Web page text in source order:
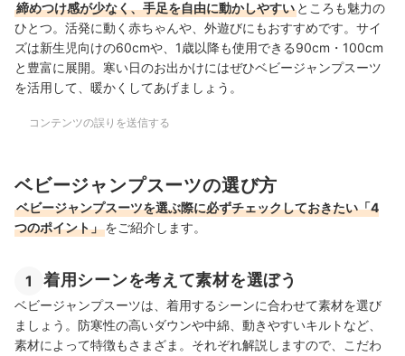
締めつけ感が少なく、手足を自由に動かしやすい ところも魅力の
ひとつ。活発に動く赤ちゃんや、外遊びにもおすすめです。サイ
ズは新生児向けの60cmや、1歳以降も使用できる90cm・100cm
と豊富に展開。寒い日のお出かけにはぜひベビージャンプスーツ
を活用して、暖かくしてあげましょう。
コンテンツの誤りを送信する
ベビージャンプスーツの選び方
ベビージャンプスーツを選ぶ際に必ずチェックしておきたい「4
つのポイント」をご紹介します。
1 着用シーンを考えて素材を選ぼう
ベビージャンプスーツは、着用するシーンに合わせて素材を選び
ましょう。防寒性の高いダウンや中綿、動きやすいキルトなど、
素材によって特徴もさまざま。それぞれ解説しますので、こだわ